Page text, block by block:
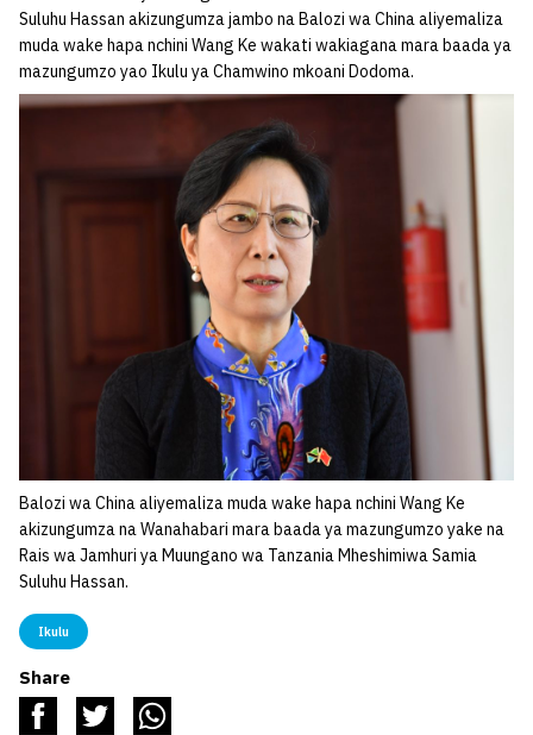
Suluhu Hassan akizungumza jambo na Balozi wa China aliyemaliza
muda wake hapa nchini Wang Ke wakati wakiagana mara baada ya
mazungumzo yao Ikulu ya Chamwino mkoani Dodoma.
Balozi wa China aliyemaliza muda wake hapa nchini Wang Ke
akizungumza na Wanahabari mara baada ya mazungumzo yake na
Rais wa Jamhuri ya Muungano wa Tanzania Mheshimiwa Samia
Suluhu Hassan.
Ikulu
Share